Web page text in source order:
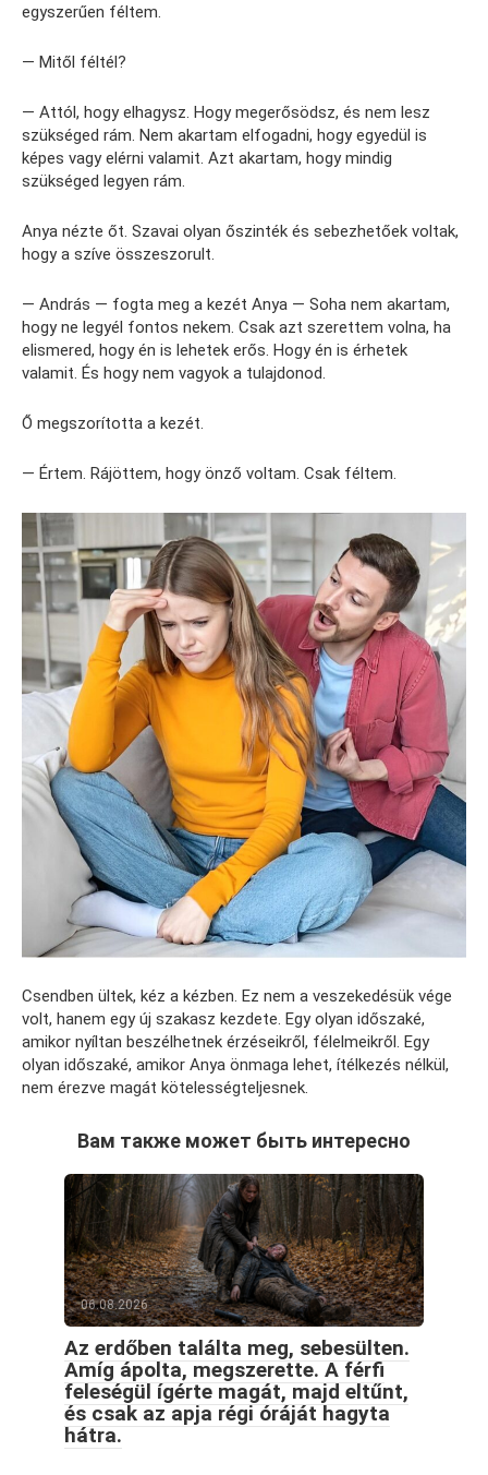
egyszerűen féltem.
— Mitől féltél?
— Attól, hogy elhagysz. Hogy megerősödsz, és nem lesz
szükséged rám. Nem akartam elfogadni, hogy egyedül is
képes vagy elérni valamit. Azt akartam, hogy mindig
szükséged legyen rám.
Anya nézte őt. Szavai olyan őszinték és sebezhetőek voltak,
hogy a szíve összeszorult.
— András — fogta meg a kezét Anya — Soha nem akartam,
hogy ne legyél fontos nekem. Csak azt szerettem volna, ha
elismered, hogy én is lehetek erős. Hogy én is érhetek
valamit. És hogy nem vagyok a tulajdonod.
Ő megszorította a kezét.
— Értem. Rájöttem, hogy önző voltam. Csak féltem.
Csendben ültek, kéz a kézben. Ez nem a veszekedésük vége
volt, hanem egy új szakasz kezdete. Egy olyan időszaké,
amikor nyíltan beszélhetnek érzéseikről, félelmeikről. Egy
olyan időszaké, amikor Anya önmaga lehet, ítélkezés nélkül,
nem érezve magát kötelességteljesnek.
Вам также может быть интересно
06.08.2026
Az erdőben találta meg, sebesülten.
Amíg ápolta, megszerette. A férfi
feleségül ígérte magát, majd eltűnt,
és csak az apja régi óráját hagyta
hátra.